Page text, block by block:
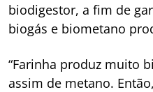
biodigestor, a fim de
biogás e biometano
“Farinha produz muito
assim de metano.